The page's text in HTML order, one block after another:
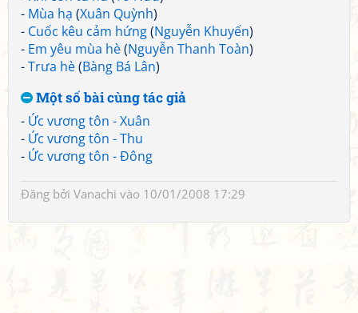
- Mùa hạ (Xuân Quỳnh)
- Cuốc kêu cảm hứng(Nguyễn Khuyến)
- Em yêu mùa hè(Nguyễn Thanh Toàn)
-Trưa hè(Bàng Bá Lân)
Một số bài cùng tác giả
- Ức vương tôn - Xuân
- Ức vương tôn - Thu
- Ức vương tôn - Đông
Đăng bởi Vanachi vào 10/01/2008 17:29